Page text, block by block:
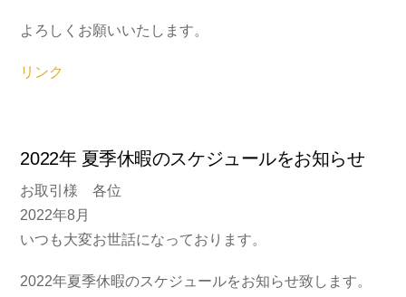
よろしくお願いいたします。
リンク
2022年 夏季休暇のスケジュールをお知らせ
お取引様 各位
2022年8月
いつも大変お世話になっております。
2022年夏季休暇のスケジュールをお知らせ致します。